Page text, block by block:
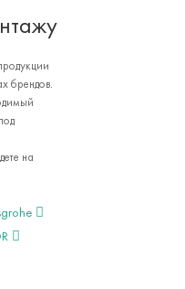
брендов.
на